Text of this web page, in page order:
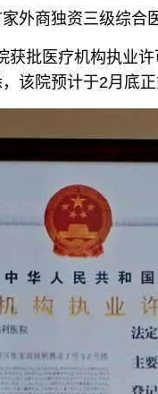
商独资三级综合医
批医疗机构执业许
该院预计于2月底正